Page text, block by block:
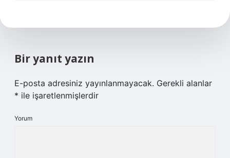
Bir yanıt yazın
E-posta adresiniz yayınlanmayacak. Gerekli alanlar
* ile işaretlenmişlerdir
Yorum